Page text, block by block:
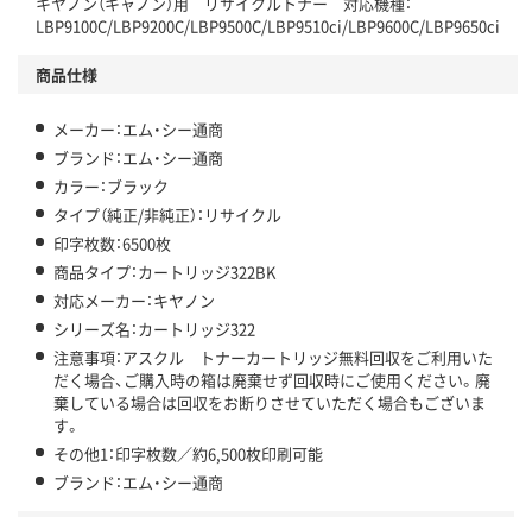
LBP9100C/LBP9200C/LBP9500C/LBP9510ci/LBP9600C/LBP9650ci
商品仕様
メーカー：エム・シー通商
ブランド：エム・シー通商
カラー：ブラック
タイプ（純正/非純正）：リサイクル
印字枚数：6500枚
商品タイプ：カートリッジ322BK
対応メーカー：キヤノン
シリーズ名：カートリッジ322
注意事項：アスクル トナーカートリッジ無料回収をご利用いた
だく場合、ご購入時の箱は廃棄せず回収時にご使用ください。廃
棄している場合は回収をお断りさせていただく場合もございま
す。
その他1：印字枚数／約6,500枚印刷可能
ブランド：エム・シー通商